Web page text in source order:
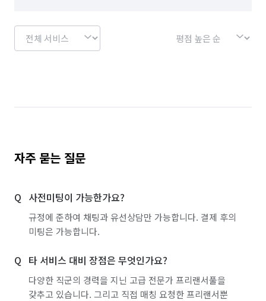
자주 묻는 질문
사전미팅이 가능한가요?
규정에 준하여 채팅과 유선상담만 가능합니다. 결제 후의
미팅은 가능합니다.
타 서비스 대비 장점은 무엇인가요?
다양한 직군의 경력을 지닌 고급 전문가 프리랜서풀을
갖추고 있습니다. 그리고 직접 매칭 요청한 프리랜서뿐